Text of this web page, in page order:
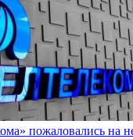
пожаловались на